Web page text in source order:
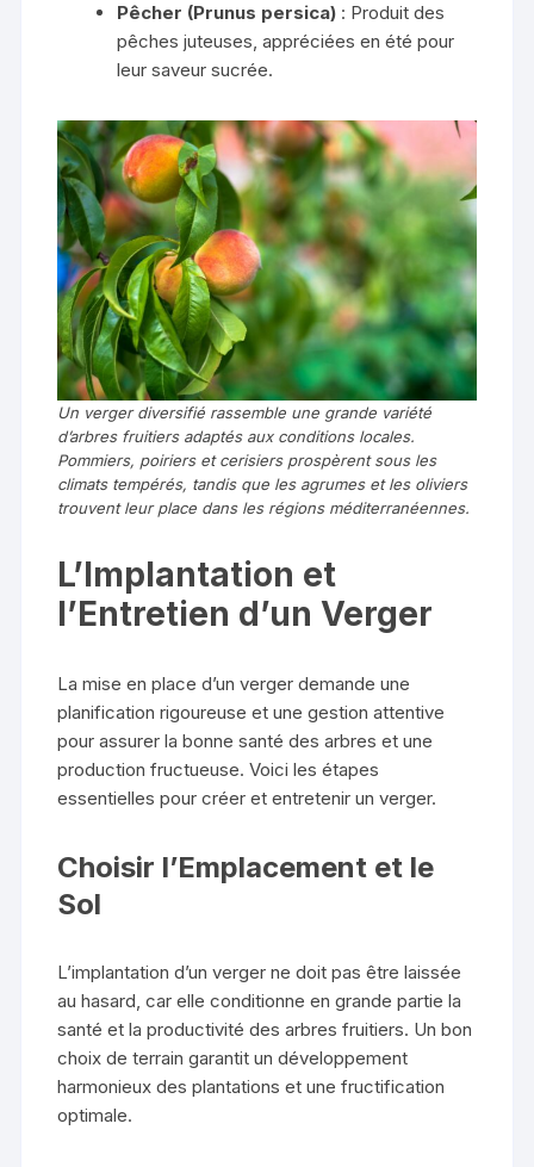
Pêcher (Prunus persica) : Produit des
pêches juteuses, appréciées en été pour
leur saveur sucrée.
Un verger diversifié rassemble une grande variété
d’arbres fruitiers adaptés aux conditions locales.
Pommiers, poiriers et cerisiers prospèrent sous les
climats tempérés, tandis que les agrumes et les oliviers
trouvent leur place dans les régions méditerranéennes.
L’Implantation et
l’Entretien d’un Verger
La mise en place d’un verger demande une
planification rigoureuse et une gestion attentive
pour assurer la bonne santé des arbres et une
production fructueuse. Voici les étapes
essentielles pour créer et entretenir un verger.
Choisir l’Emplacement et le
Sol
L’implantation d’un verger ne doit pas être laissée
au hasard, car elle conditionne en grande partie la
santé et la productivité des arbres fruitiers. Un bon
choix de terrain garantit un développement
harmonieux des plantations et une fructification
optimale.